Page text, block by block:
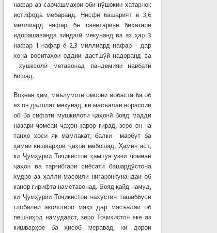
нафар аз сарчашмаҳои оби нӯшокии хатарнок
истифода мебаранд. Нисфи башарият ё 3,6
миллиард нафар бе санитарияи бехатари
идорашаванда зиндагӣ мекунанд ва аз ҳар 3
нафар 1 нафар ё 2,3 миллиард нафар – дар
хона воситаҳои оддии дастшӯй надоранд ва
хушксолӣ метавонад пандемияи навбатӣ
бошад.
Воқеан ҳам, маълумоти омории вобаста ба об
аз он далолат мекунад, ки масъалаи норасоии
об ба сифати мушкилоти ҷаҳонӣ бояд мадди
назари ҷомеаи ҷаҳон қарор гирад, зеро он на
танҳо хоси як мамлакат, балки марбут ба
ҳамаи кишварҳои ҷаҳон мебошад. Ҳамин аст,
ки Ҷумҳурии Тоҷикистон ҳамчун узви ҷомеаи
ҷаҳон ва тарғибгари сиёсати башардӯстона
худро аз ҳалли масоили нигаронкунандаи об
канор гирифта наметавонад. Бояд қайд намуд,
ки Ҷумҳурии Тоҷикистон нахустин ташаббуси
глобалии экологиро маҳз дар масъалаи об
пешниҳод намудааст, зеро Тоҷикистон яке аз
кишварҳое ба ҳисоб меравад, ки дорои